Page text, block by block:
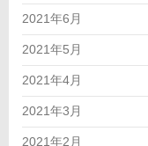
2021年6月
2021年5月
2021年4月
2021年3月
2021年2月